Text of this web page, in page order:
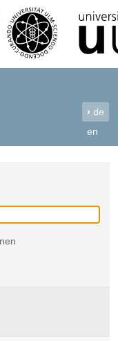
› de
en